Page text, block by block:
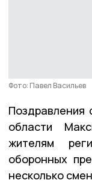
Фото: Павел Васильев
Поздравления
области
жителям
оборонных
несколько